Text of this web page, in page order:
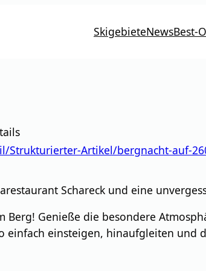
SkigebieteNewsBest-
Strukturierter-Artikel/bergnacht-auf-
Schareck und eine
Berg! Genieße die besondere
einfach einsteigen, hinaufgleiten und